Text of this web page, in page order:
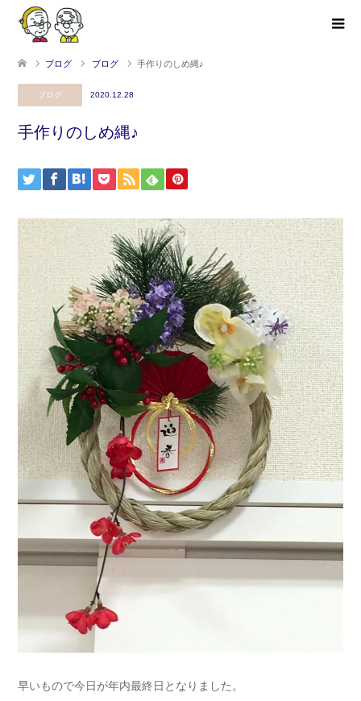
ブログ ブログ 手作りのしめ縄♪
ブログ 2020.12.28
手作りのしめ縄♪
早いもので今日が年内最終日となりました。